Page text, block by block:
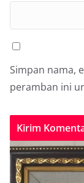
Simpan nama,
peramban ini